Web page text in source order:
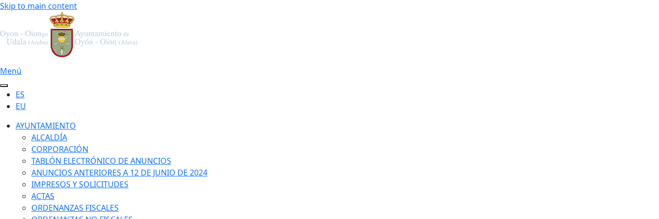
Skip to main content
Menú
ES
EU
AYUNTAMIENTO
ALCALDÍA
CORPORACIÓN
TABLÓN ELECTRÓNICO DE ANUNCIOS
ANUNCIOS ANTERIORES A 12 DE JUNIO DE 2024
IMPRESOS Y SOLICITUDES
ACTAS
ORDENANZAS FISCALES